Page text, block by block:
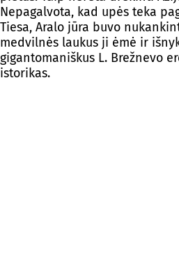
Nepagalvota, kad upės teka
Tiesa, Aralo jūra buvo
medvilnės laukus ji ėmė ir
gigantomaniškus L. Brežnevo
istorikas.